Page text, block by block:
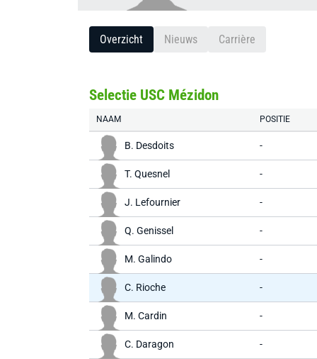
Overzicht Nieuws Carrière
Selectie USC Mézidon
NAAM POSITIE
B. Desdoits -
T. Quesnel -
J. Lefournier -
Q. Genissel -
M. Galindo -
C. Rioche -
M. Cardin -
C. Daragon -